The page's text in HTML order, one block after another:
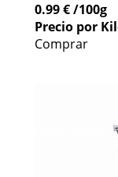
0.99 €/100g
Precio por
Comprar